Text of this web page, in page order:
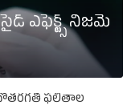
ఎఫెక్ట్స్‌ నిజమే
ఫలితాల